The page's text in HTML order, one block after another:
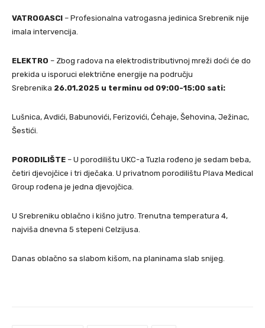
VATROGASCI – Profesionalna vatrogasna jedinica Srebrenik nije
imala intervencija.
ELEKTRO – Zbog radova na elektrodistributivnoj mreži doći će do
prekida u isporuci električne energije na području
Srebrenika 26.01.2025 u terminu od 09:00-15:00 sati:
Lušnica, Avdići, Babunovići, Ferizovići, Ćehaje, Šehovina, Ježinac,
Šestići.
PORODILIŠTE – U porodilištu UKC-a Tuzla rođeno je sedam beba,
četiri djevojčice i tri dječaka. U privatnom porodilištu Plava Medical
Group rođena je jedna djevojčica.
U Srebreniku oblačno i kišno jutro. Trenutna temperatura 4,
najviša dnevna 5 stepeni Celzijusa.
Danas oblačno sa slabom kišom, na planinama slab snijeg.